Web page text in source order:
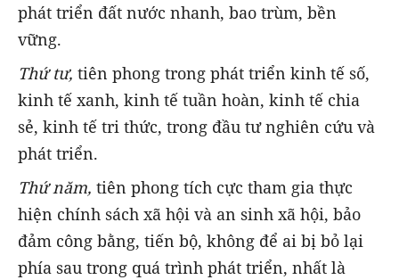
phát triển đất nước nhanh, bao trùm, bền
vững.
Thứ tư, tiên phong trong phát triển kinh tế số,
kinh tế xanh, kinh tế tuần hoàn, kinh tế chia
sẻ, kinh tế tri thức, trong đầu tư nghiên cứu và
phát triển.
Thứ năm, tiên phong tích cực tham gia thực
hiện chính sách xã hội và an sinh xã hội, bảo
đảm công bằng, tiến bộ, không để ai bị bỏ lại
phía sau trong quá trình phát triển, nhất là